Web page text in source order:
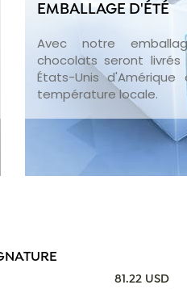
EMBALLAGE D'ÉTÉ
Avec notre
chocolats seront
États-Unis
température locale.
81.22 USD